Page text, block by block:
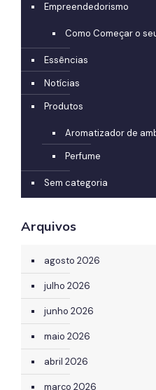
Empreendedorismo
Como Começar o
Essências
Notícias
Produtos
Aromatizador de
Perfume
Sem categoria
Arquivos
agosto 2026
julho 2026
junho 2026
maio 2026
abril 2026
março 2026